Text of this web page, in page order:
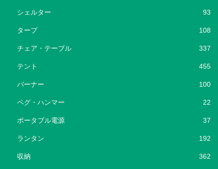
シェルター 93
タープ 108
チェア・テーブル 337
テント 455
バーナー 100
ペグ・ハンマー 22
ポータブル電源 37
ランタン 192
収納 362